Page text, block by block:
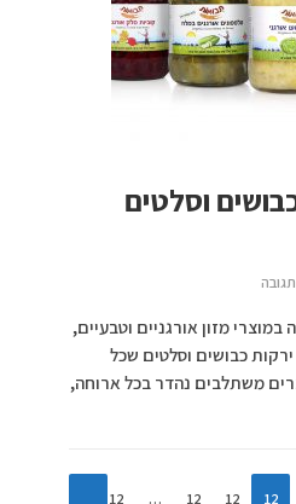
וסלטים
מזון אורגניים וטבעיים,
כבושים וסלטים שכל
משתלבים נהדר בכל ארוחה,
12
12
12
…
12